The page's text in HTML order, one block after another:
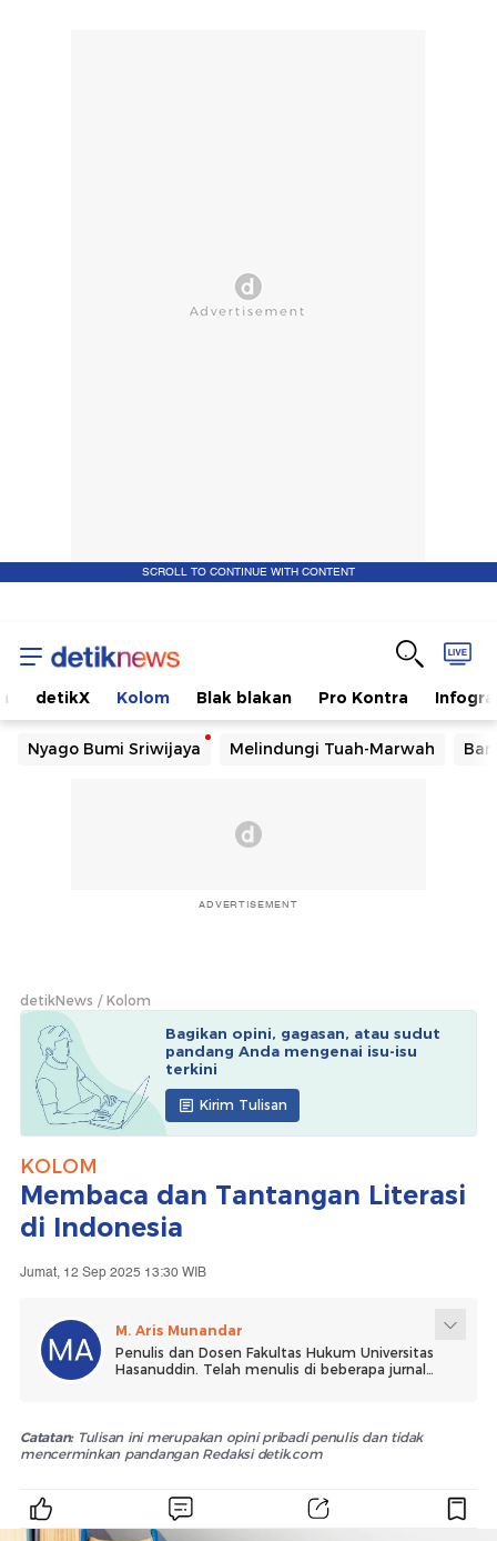
SCROLL TO CONTINUE WITH CONTENT
detikX Kolom Blak blakan Pro Kontra
Nyago Bumi Sriwijaya Melindungi Tuah-Marwah
ADVERTISEMENT
detikNews Kolom
Bagikan opini, gagasan, atau sudut
pandang Anda mengenai isu-isu
terkini
Kirim Tulisan
KOLOM
Membaca dan Tantangan Literasi
di Indonesia
Jumat, 12 Sep 2025 13:30 WIB
M. Aris Munandar
Penulis dan Dosen Fakultas Hukum Universitas
Hasanuddin. Telah menulis di beberapa jurnal
Asosiasi Penngajar Hukum Pidana dan
Kriminologi (Asperhupiki).
Catatan:Tulisan ini merupakan opini pribadi penulis dan tidak
mencerminkan pandangan Redaksi detik.com